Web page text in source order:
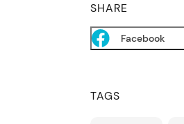
SHARE
Facebook
TAGS